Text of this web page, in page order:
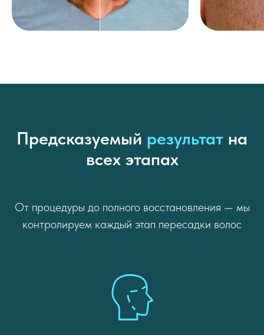
Предсказуемый результат на
всех этапах
От процедуры до полного восстановления — мы
контролируем каждый этап пересадки волос